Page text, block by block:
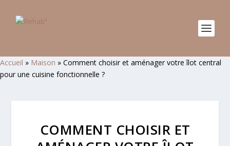
Accueil » Maison » Comment choisir et aménager votre îlot central
pour une cuisine fonctionnelle ?
COMMENT CHOISIR ET